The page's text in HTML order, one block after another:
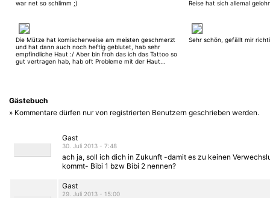
war net so schlimm ;)
Reise hat sich allemal
Die Mütze hat komischerweise am meisten geschmerzt
und hat dann auch noch heftig geblutet, hab sehr
empfindliche Haut :/ Aber bin froh das ich das Tattoo so
gut vertragen hab, hab oft Probleme mit der Haut...
Sehr schön, gefällt mir
Gästebuch
» Kommentare dürfen nur von registrierten Benutzern geschrieben werden.
Gast
30. Juli 2013 - 7:48
ach ja, soll ich dich in Zukunft -damit es zu keinen
kommt- Bibi 1 bzw Bibi 2 nennen?
Gast
29. Juli 2013 - 15:00